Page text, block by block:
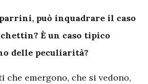
può inquadrare il caso
È un caso tipico
delle peculiarità?
che emergono, che si vedono,